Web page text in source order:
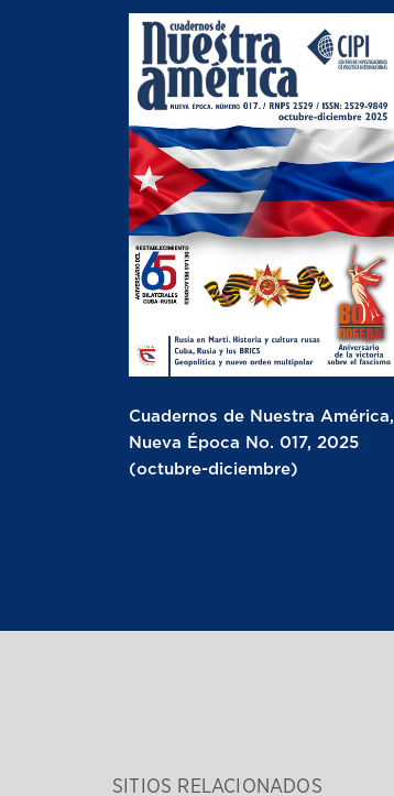
Cuadernos de Nuestra América,
Nueva Época No. 017, 2025
(octubre-diciembre)
SITIOS RELACIONADOS